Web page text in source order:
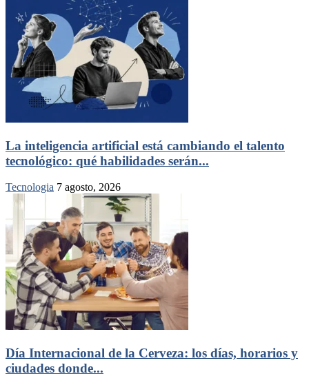
La inteligencia artificial está cambiando el talento
tecnológico: qué habilidades serán...
Tecnologia 7 agosto, 2026
Día Internacional de la Cerveza: los días, horarios y
ciudades donde...